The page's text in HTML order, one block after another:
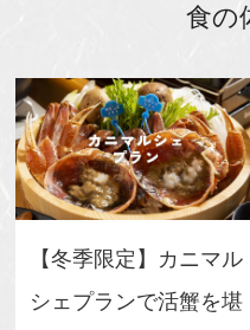
食の
【冬季限定】カニマル
シェプランで活蟹を堪